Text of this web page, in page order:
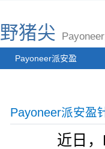
野猪尖
Payoneer派安盈
Payoneer派安盈
近日，